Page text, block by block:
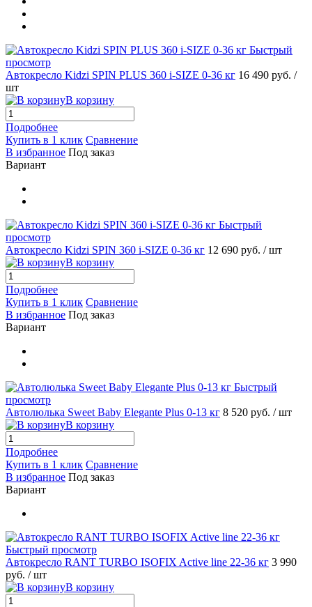
Быстрый
просмотр
Автокресло Kidzi SPIN PLUS 360 i-SIZE 0-36 кг 16 490 руб. /
шт
В корзину
Подробнее
Купить в 1 клик Сравнение
В избранное Под заказ
Вариант
Быстрый
просмотр
Автокресло Kidzi SPIN 360 i-SIZE 0-36 кг 12 690 руб. / шт
В корзину
Подробнее
Купить в 1 клик Сравнение
В избранное Под заказ
Вариант
Быстрый
просмотр
Автолюлька Sweet Baby Elegante Plus 0-13 кг 8 520 руб. / шт
В корзину
Подробнее
Купить в 1 клик Сравнение
В избранное Под заказ
Вариант
Быстрый просмотр
Автокресло RANT TURBO ISOFIX Active line 22-36 кг 3 990
руб. / шт
В корзину